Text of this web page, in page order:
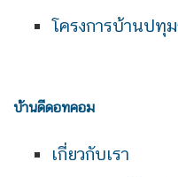
โครงการบ้านปทุ
บ้านดีดอทคอม
เกี่ยวกับเรา